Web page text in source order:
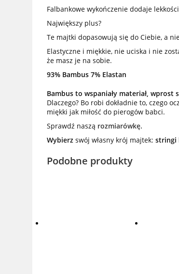
Falbankowe wykończenie dodaje
Największy plus?
Te majtki dopasowują się do Ciebie, a
Elastyczne i miękkie, nie uciska i nie
że masz je na sobie.
93% Bambus 7% Elastan
Bambus to wspaniały materiał,
Dlaczego? Bo robi dokładnie to, czego
miękki jak miłość do pierogów babci.
Sprawdź naszą rozmiarówkę.
Wybierz swój własny krój majtek:stringi
Podobne produkty